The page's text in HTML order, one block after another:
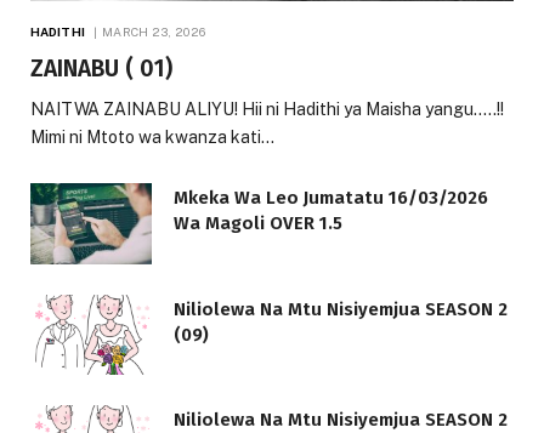
HADITHI MARCH 23, 2026
ZAINABU ( 01)
NAITWA ZAINABU ALIYU! Hii ni Hadithi ya Maisha yangu…..!!
Mimi ni Mtoto wa kwanza kati…
Mkeka Wa Leo Jumatatu 16/03/2026
Wa Magoli OVER 1.5
Niliolewa Na Mtu Nisiyemjua SEASON 2
(09)
Niliolewa Na Mtu Nisiyemjua SEASON 2